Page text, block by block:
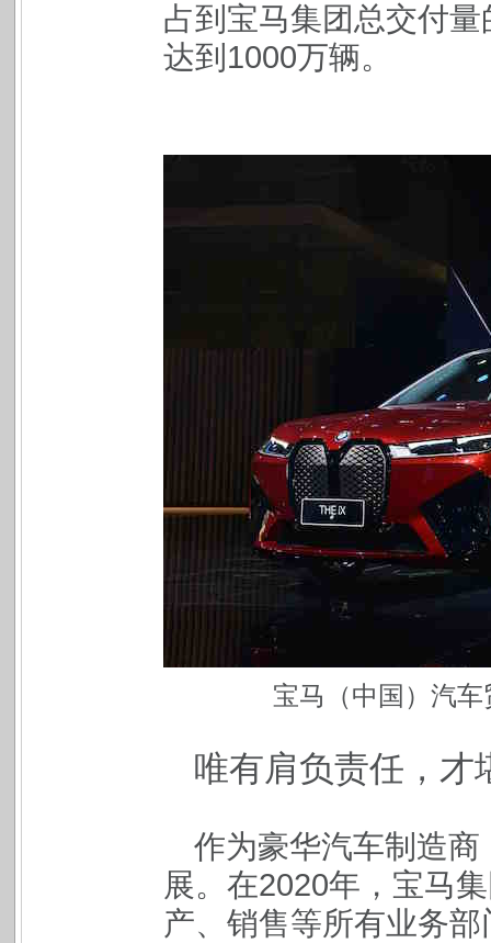
占到宝马集团总交付
达到1000万辆。
宝马（中国）汽
唯有肩负责任，才
作为豪华汽车制造
展。在2020年，宝马
产、销售等所有业务